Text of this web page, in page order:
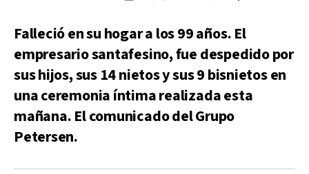
Falleció en su hogar a los 99 años. El
empresario santafesino, fue despedido por
sus hijos, sus 14 nietos y sus 9 bisnietos en
una ceremonia íntima realizada esta
mañana. El comunicado del Grupo
Petersen.